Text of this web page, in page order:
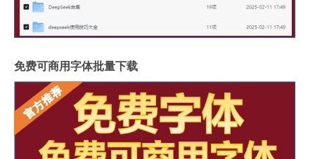
免费可商用字体批量下载